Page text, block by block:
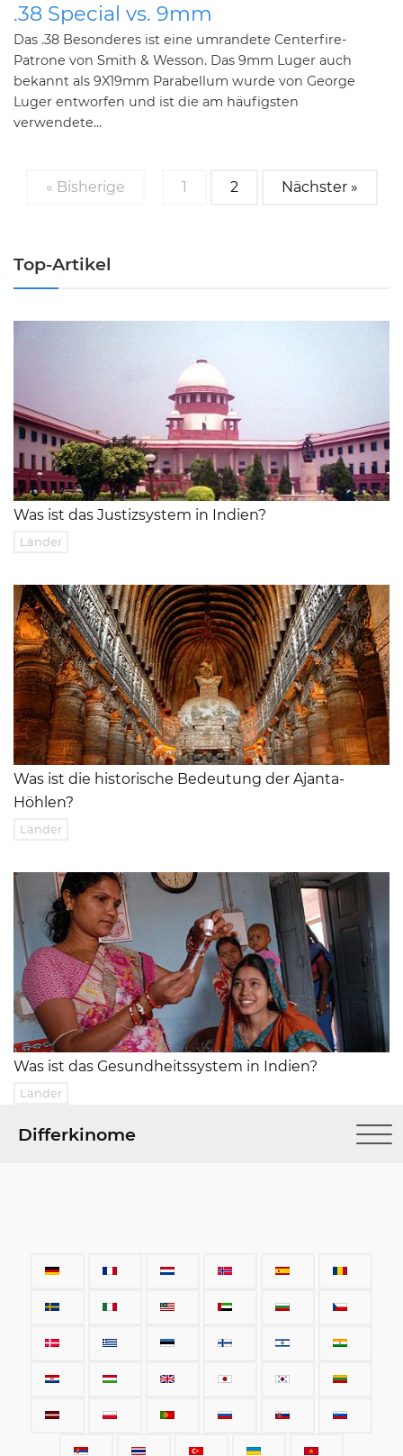
.38 Special vs. 9mm
Das .38 Besonderes ist eine umrandete Centerfire-
Patrone von Smith & Wesson. Das 9mm Luger auch
bekannt als 9X19mm Parabellum wurde von George
Luger entworfen und ist die am häufigsten
verwendete...
« Bisherige 1 2 Nächster »
Top-Artikel
Was ist das Justizsystem in Indien?
Länder
Was ist die historische Bedeutung der Ajanta-
Höhlen?
Länder
Was ist das Gesundheitssystem in Indien?
Länder
Differkinome